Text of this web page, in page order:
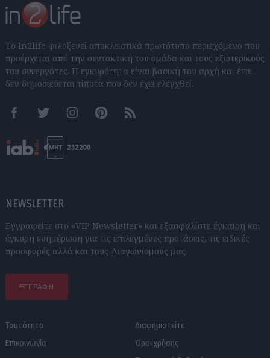
Το In2life φιλοξενεί αποκλειστικά πρωτότυπο περιεχόμενο που
προέρχεται από την συντακτική του ομάδα και τους εξωτερικούς
του συνεργάτες. Η εγκυρότητα είναι βασική του αρχή και έτσι
δεν δημοσιεύεται τίποτα που δεν έχει ελεγχθεί.
FacebookTwitter InstagramPinterestRSS feeds
NEWSLETTER
Εγγραφείτε στο «VIP Newsletter» και εξασφαλίστε έγκαιρη και
έγκυρη ενημέρωση για τις επιλεγμένες προτάσεις, τις ειδικές
προσφορές αλλά και τους Διαγωνισμούς μας.
ΕΓΓΡΑΦΗ
Ταυτότητα
Επικοινωνία
Διαφημιστείτε
Όροι χρήσης